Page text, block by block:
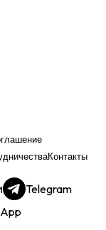
Контакты
Telegram